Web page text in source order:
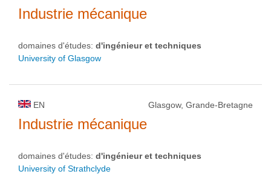
Industrie mécanique
domaines d'études: d'ingénieur et techniques
University of Glasgow
EN Glasgow, Grande-Bretagne
Industrie mécanique
domaines d'études: d'ingénieur et techniques
University of Strathclyde